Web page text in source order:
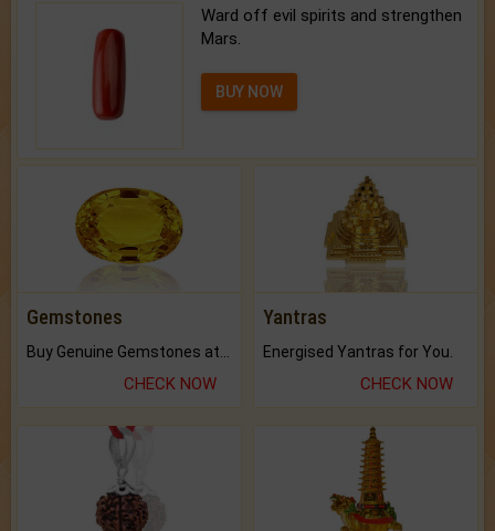
Ward off evil spirits and strengthen
Mars.
BUY NOW
Gemstones
CHECK NOW
Yantras
Energised Yantras for You.
CHECK NOW